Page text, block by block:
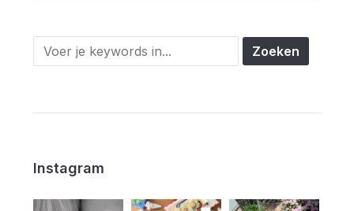
Instagram